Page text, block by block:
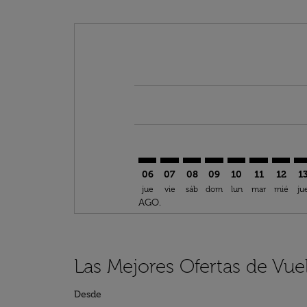
06
jue
AGO.
07
vie
08
sáb
09
dom
10
lun
11
mar
12
mié
Las Mejores Ofertas de
Desde